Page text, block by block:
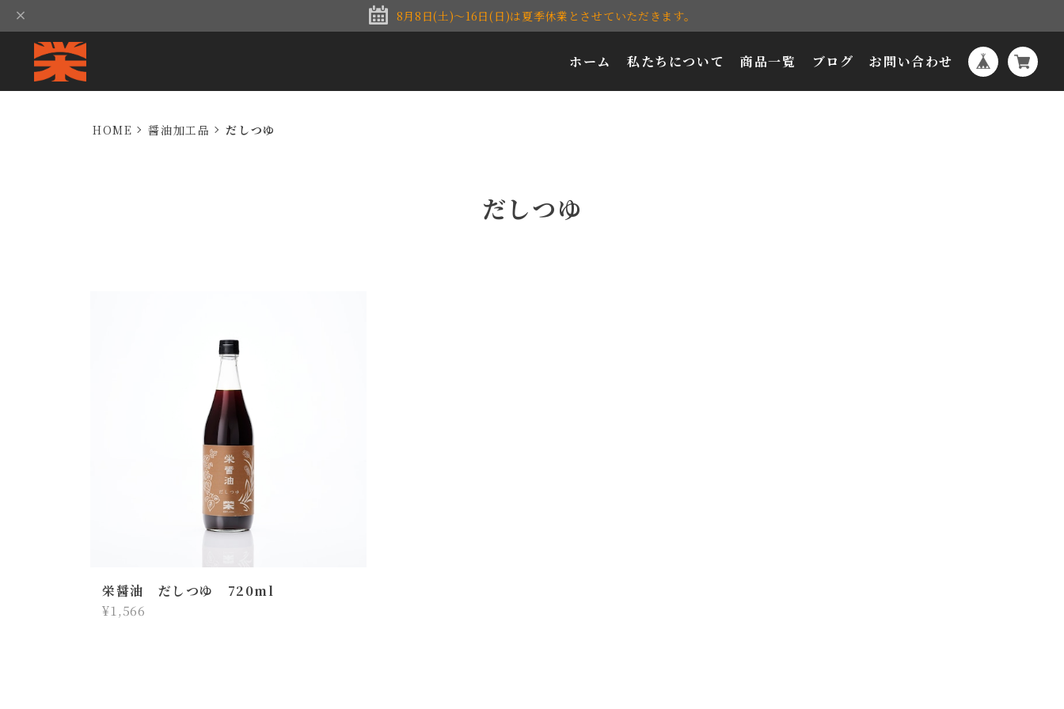
8月8日(土)〜16日(日)は夏季休業とさせていただきます。
ホーム 私たちについて 商品一覧 ブログ お問い合わせ
HOME 醤油加工品 だしつゆ
だしつゆ
栄醤油 だしつゆ 720ml
¥1,566